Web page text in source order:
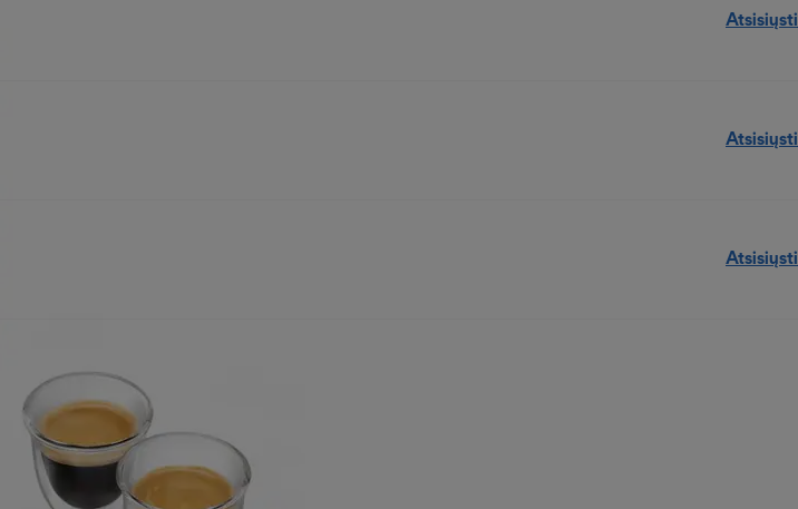
Atsisiųsti
Atsisiųsti
Atsisiųsti